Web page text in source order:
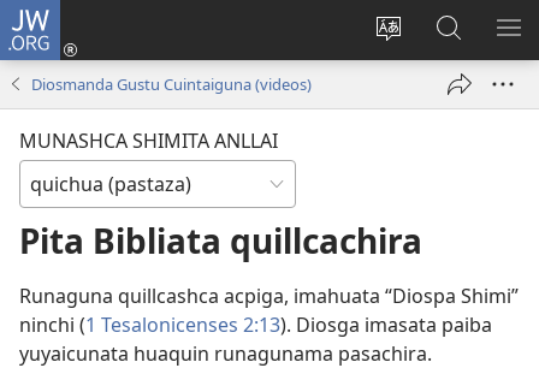
JW.ORG
Can
rimashca
shimima
Yaicungahua
callarina
JW.ORGbi
mascana
Diosmanda Gustu Cuintaiguna (videos)
MUNASHCA SHIMITA ANLLAI
Pita Bibliata quillcachira
Runaguna quillcashca acpiga, imahuata “Diospa Shimi”
ninchi (1 Tesalonicenses 2:13). Diosga imasata paiba
yuyaicunata huaquin runagunama pasachira.